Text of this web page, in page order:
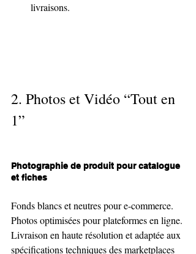
livraisons.
2. Photos et Vidéo “Tout en
1”
Photographie de produit pour catalogue
et fiches
Fonds blancs et neutres pour e-commerce.
Photos optimisées pour plateformes en ligne.
Livraison en haute résolution et adaptée aux
spécifications techniques des marketplaces